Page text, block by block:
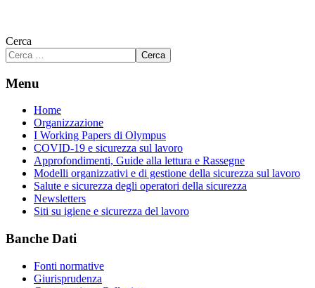
Cerca
Cerca
Menu
Home
Organizzazione
I Working Papers di Olympus
COVID-19 e sicurezza sul lavoro
Approfondimenti, Guide alla lettura e Rassegne
Modelli organizzativi e di gestione della sicurezza sul lavoro
Salute e sicurezza degli operatori della sicurezza
Newsletters
Siti su igiene e sicurezza del lavoro
Banche Dati
Fonti normative
Giurisprudenza